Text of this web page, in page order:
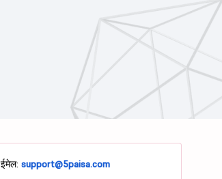
ईमेल:support@5paisa.com